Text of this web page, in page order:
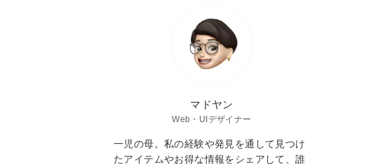
マドヤン
Web・UIデザイナー
一児の母。私の経験や発見を通して見つけ
たアイテムやお得な情報をシェアして、誰